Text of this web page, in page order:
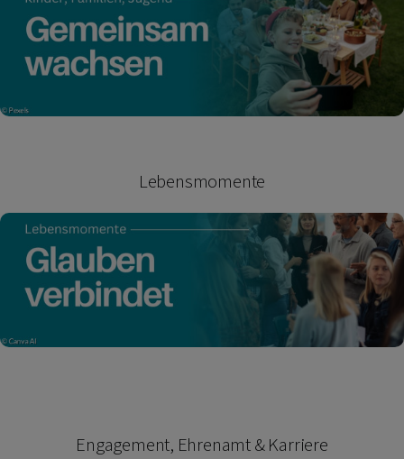
Lebensmomente
Engagement, Ehrenamt & Karriere